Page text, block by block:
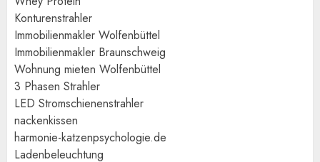
Konturenstrahler
Immobilienmakler Wolfenbüttel
Immobilienmakler Braunschweig
Wohnung mieten Wolfenbüttel
3 Phasen Strahler
LED Stromschienenstrahler
nackenkissen
harmonie-katzenpsychologie.de
Ladenbeleuchtung